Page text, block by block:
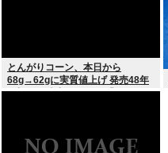
とんがりコーン、本日から
68g→62gに実質値上げ 発売48年
で初の箱縮小 メーカー「CO2も